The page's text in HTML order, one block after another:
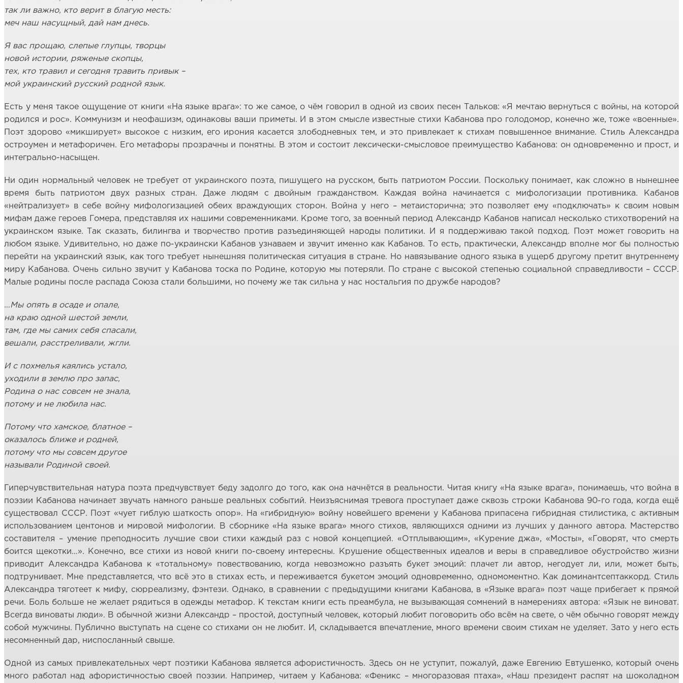
так ли важно, кто верит в благую месть:
меч наш насущный, дай нам днесь.
Я вас прощаю, слепые глупцы, творцы
новой истории, ряженые скопцы,
тех, кто травил и сегодня травить привык –
мой украинский русский родной язык.
Есть у меня такое ощущение от книги «На языке врага»: то же самое, о чём говорил в одной из своих песен Тальков: «Я мечтаю вернуться с войны, на которой
родился и рос». Коммунизм и неофашизм, одинаковы ваши приметы. И в этом смысле известные стихи Кабанова про голодомор, конечно же, тоже «военные».
Поэт здорово «микширует» высокое с низким, его ирония касается злободневных тем, и это привлекает к стихам повышенное внимание. Стиль Александра
остроумен и метафоричен. Его метафоры прозрачны и понятны. В этом и состоит лексически-смысловое преимущество Кабанова: он одновременно и прост, и
интегрально-насыщен.
Ни один нормальный человек не требует от украинского поэта, пишущего на русском, быть патриотом России. Поскольку понимает, как сложно в нынешнее
время быть патриотом двух разных стран. Даже людям с двойным гражданством. Каждая война начинается с мифологизации противника. Кабанов
«нейтрализует» в себе войну мифологизацией обеих враждующих сторон. Война у него – метаисторична; это позволяет ему «подключать» к своим новым
мифам даже героев Гомера, представляя их нашими современниками. Кроме того, за военный период Александр Кабанов написал несколько стихотворений на
украинском языке. Так сказать, билингва и творчество против разъединяющей народы политики. И я поддерживаю такой подход. Поэт может говорить на
любом языке. Удивительно, но даже по-украински Кабанов узнаваем и звучит именно как Кабанов. То есть, практически, Александр вполне мог бы полностью
перейти на украинский язык, как того требует нынешняя политическая ситуация в стране. Но навязывание одного языка в ущерб другому претит внутреннему
миру Кабанова. Очень сильно звучит у Кабанова тоска по Родине, которую мы потеряли. По стране с высокой степенью социальной справедливости – СССР.
Малые родины после распада Союза стали большими, но почему же так сильна у нас ностальгия по дружбе народов?
…Мы опять в осаде и опале,
на краю одной шестой земли,
там, где мы самих себя спасали,
вешали, расстреливали, жгли.
И с похмелья каялись устало,
уходили в землю про запас,
Родина о нас совсем не знала,
потому и не любила нас.
Потому что хамское, блатное –
оказалось ближе и родней,
потому что мы совсем другое
называли Родиной своей.
Гиперчувствительная натура поэта предчувствует беду задолго до того, как она начнётся в реальности. Читая книгу «На языке врага», понимаешь, что война в
поэзии Кабанова начинает звучать намного раньше реальных событий. Неизъяснимая тревога проступает даже сквозь строки Кабанова 90-го года, когда ещё
существовал СССР. Поэт «чует гиблую шаткость опор». На «гибридную» войну новейшего времени у Кабанова припасена гибридная стилистика, с активным
использованием центонов и мировой мифологии. В сборнике «На языке врага» много стихов, являющихся одними из лучших у данного автора. Мастерство
составителя – умение преподносить лучшие свои стихи каждый раз с новой концепцией. «Отплывающим», «Курение джа», «Мосты», «Говорят, что смерть
боится щекотки…». Конечно, все стихи из новой книги по-своему интересны. Крушение общественных идеалов и веры в справедливое обустройство жизни
приводит Александра Кабанова к «тотальному» повествованию, когда невозможно разъять букет эмоций: плачет ли автор, негодует ли, или, может быть,
подтрунивает. Мне представляется, что всё это в стихах есть, и переживается букетом эмоций одновременно, одномоментно. Как доминантсептаккорд. Стиль
Александра тяготеет к мифу, сюрреализму, фэнтези. Однако, в сравнении с предыдущими книгами Кабанова, в «Языке врага» поэт чаще прибегает к прямой
речи. Боль больше не желает рядиться в одежды метафор. К текстам книги есть преамбула, не вызывающая сомнений в намерениях автора: «Язык не виноват.
Всегда виноваты люди». В обычной жизни Александр – простой, доступный человек, который любит поговорить обо всём на свете, о чём обычно говорят между
собой мужчины. Публично выступать на сцене со стихами он не любит. И, складывается впечатление, много времени своим стихам не уделяет. Зато у него есть
несомненный дар, ниспосланный свыше.
Одной из самых привлекательных черт поэтики Кабанова является афористичность. Здесь он не уступит, пожалуй, даже Евгению Евтушенко, который очень
много работал над афористичностью своей поэзии. Например, читаем у Кабанова: «Феникс – многоразовая птаха», «Наш президент распят на шоколадном